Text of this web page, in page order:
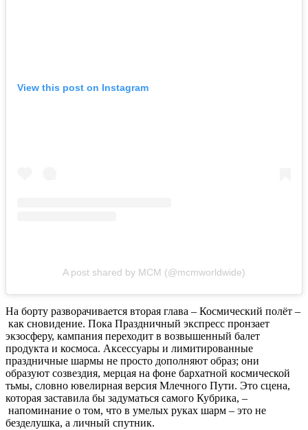
View this post on Instagram
A post shared by MCM (@mcmworldwide)
На борту разворачивается вторая глава – Космический полёт –
как сновидение. Пока Праздничный экспресс пронзает
экзосферу, кампания переходит в возвышенный балет
продукта и космоса. Аксессуары и лимитированные
праздничные шармы не просто дополняют образ; они
образуют созвездия, мерцая на фоне бархатной космической
тьмы, словно ювелирная версия Млечного Пути. Это сцена,
которая заставила бы задуматься самого Кубрика, –
напоминание о том, что в умелых руках шарм – это не
безделушка, а личный спутник.